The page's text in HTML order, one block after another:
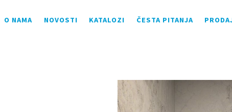
O NAMA NOVOSTI KATALOZI ČESTA PITANJA